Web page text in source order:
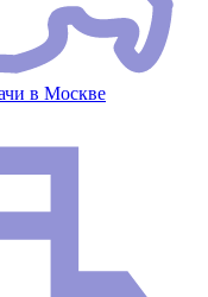
в Москве